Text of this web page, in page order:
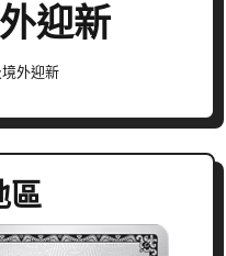
迎新
外迎新
區